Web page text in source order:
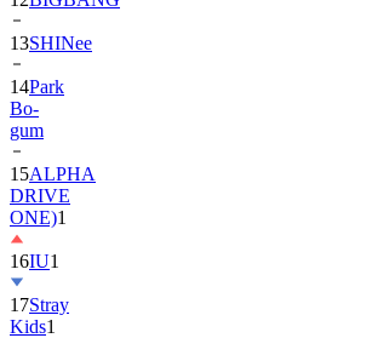
13SHINee
14Park
Bo-
gum
15ALPHA
DRIVE
ONE)1
16IU1
17Stray
Kids1